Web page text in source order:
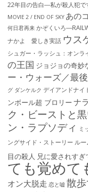
22年目の告白―私が殺人犯
MOVIE 2 / END OF SKY あの
何日君再来 かぞくいろ
ナかよ 愛しき実話 ウス
シュガー・ラッシュ：オ​ンラ
の王国 ジョジョの奇妙
ー・ウォーズ／最
グ ダンケルク デイアンドナイ
ンボール超 ブロリー ナ
ク・ビーストと
ン・ラプソディ ミ
ングサイド・ストーリー ル
目の殺人 兄に愛されす
ても覚めて
オン大脱走 恋と嘘 散